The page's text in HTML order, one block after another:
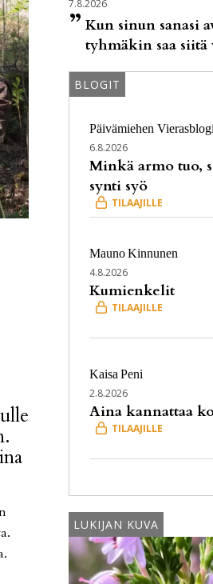
7.8.2026
” Kun sinun sanasi
tyhmäkin saa siitä
BLOGIT
Päivämiehen Vierasblogi
6.8.2026
Minkä armo tuo,
synti syö
MaunoKinnunen
4.8.2026
Kumienkelit
Kaisa Peni
2.8.2026
Aina kannattaa
LUKIJAN KUVA